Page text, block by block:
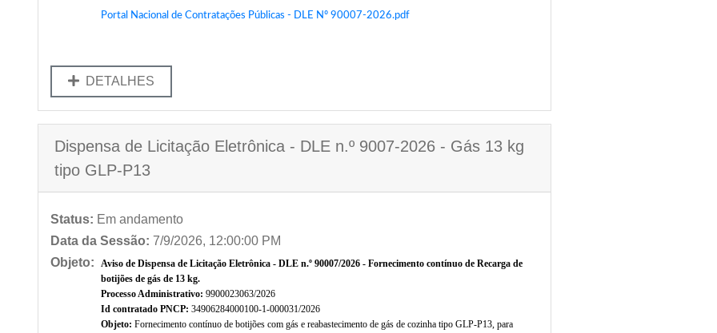
Portal Nacional de Contratações Públicas - DLE Nº 90007-2026.pdf
DETALHES
Dispensa de Licitação Eletrônica - DLE n.º 9007-2026 - Gás 13 kg
tipo GLP-P13
Status: Em andamento
Data da Sessão: 7/9/2026, 12:00:00 PM
Objeto:
Aviso de Dispensa de Licitação Eletrônica - DLE n.º 90007/2026 - Fornecimento contínuo de Recarga de
botijões de gás de 13 kg.
Processo Administrativo: 9900023063/2026
Id contratado PNCP: 34906284000100-1-000031/2026
Objeto: Fornecimento contínuo de botijões com gás e reabastecimento de gás de cozinha tipo GLP-P13, para